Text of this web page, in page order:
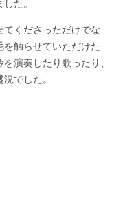
た。
くださっただけでな
触らせていただけた
演奏したり歌ったり、
でした。